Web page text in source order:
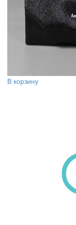
В корзину